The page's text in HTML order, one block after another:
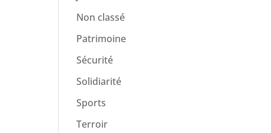
Non classé
Patrimoine
Sécurité
Solidiarité
Sports
Terroir